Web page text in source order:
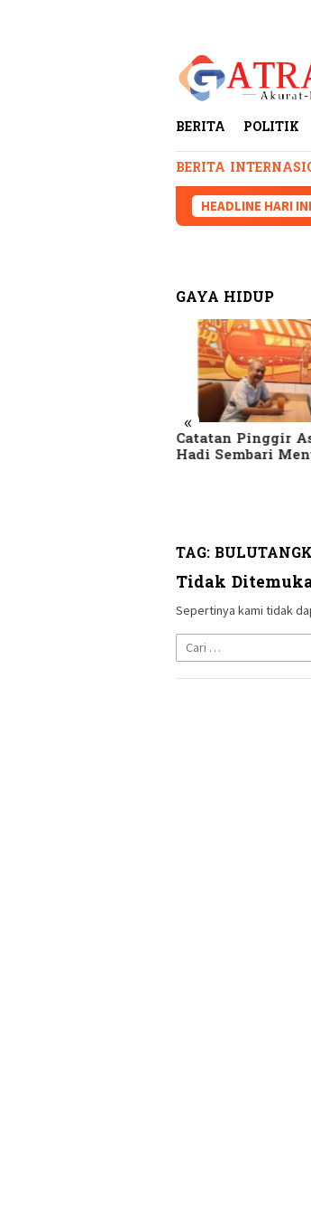
BERITA POLITIK
BERITA
HEADLINE HARI INI
GAYA HIDUP
«
Catatan Pinggir
Hadi Sembari
TAG:
Tidak
Sepertinya kami tidak
Cari
untuk: